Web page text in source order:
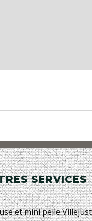
SERVICES
et mini pelle Villejust